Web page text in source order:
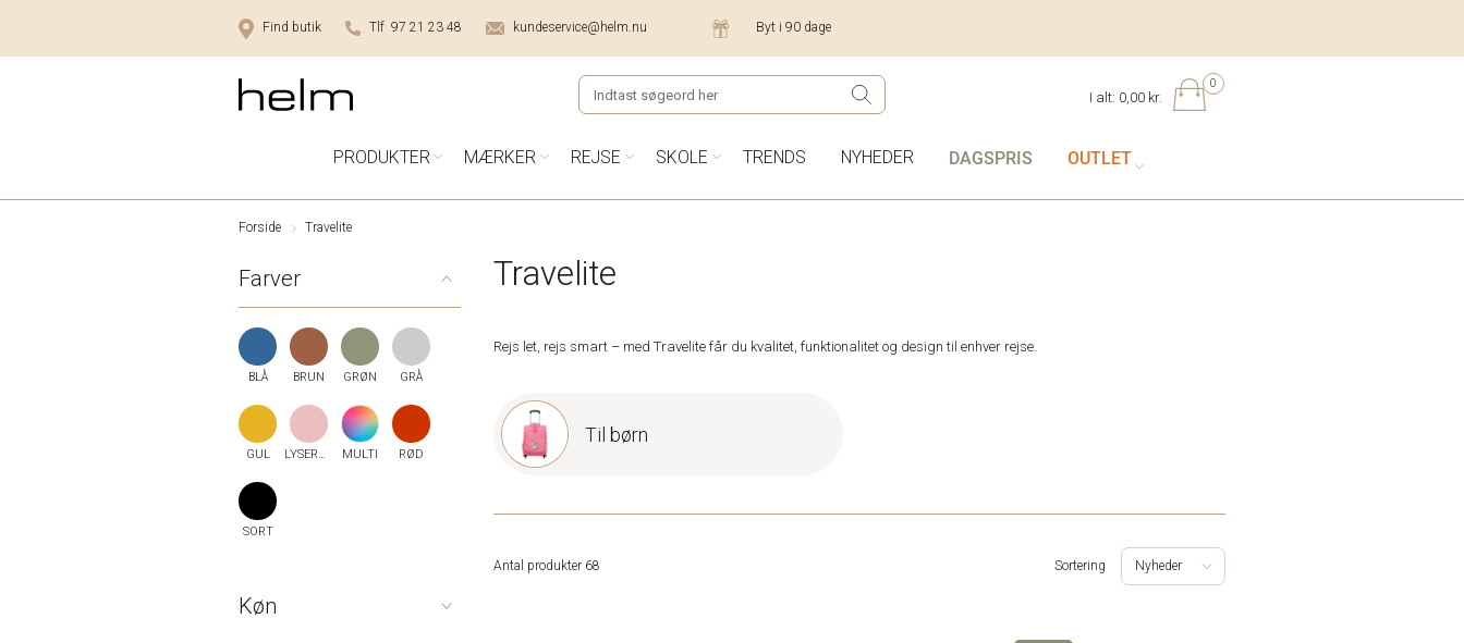
Find butik Tlf 97 21 23 48 kundeservice@helm.nu Byt i 90 dage
0
I alt: 0,00 kr.
PRODUKTER MÆRKER REJSE SKOLE TRENDS NYHEDER DAGSPRIS OUTLET
Forside Travelite
Farver
BLÅ BRUN GRØN GRÅ
GUL LYSERØD MULTI RØD
SORT
Køn
Travelite
Rejs let, rejs smart – med Travelite får du kvalitet, funktionalitet og design til enhver rejse.
Til børn
Antal produkter 68 Sortering Nyheder